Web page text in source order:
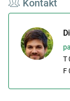
Kontakt
T
F